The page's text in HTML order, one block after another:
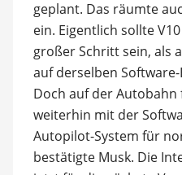
geplant. Das räumte
ein. Eigentlich sollte
großer Schritt sein, als
auf derselben
Doch auf der
weiterhin mit der
Autopilot-System für
bestätigte Musk. Die